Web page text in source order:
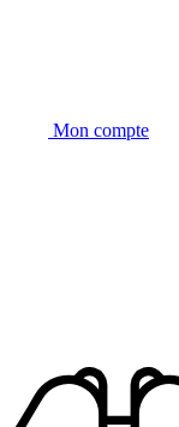
Mon compte